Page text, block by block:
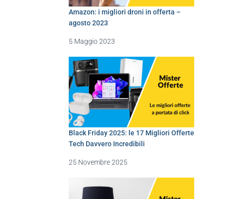
Amazon: i migliori droni in offerta –
agosto 2023
5 Maggio 2023
Black Friday 2025: le 17 Migliori Offerte
Tech Davvero Incredibili
25 Novembre 2025